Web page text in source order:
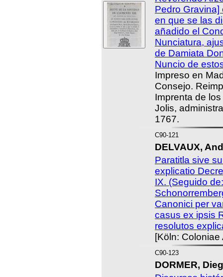
Pedro Gravina]
en que se las
añadido el
Nunciatura,
de Damiata
Nuncio de
Impreso en
Consejo.
Imprenta de
Jolis,
1767.
C90-121
DELVAUX,
Paratitla sive
explicatio
IX. (Seguido
Canonici per
casus ex ipsis
resolutos
[Köln:
C90-123
DORMER,